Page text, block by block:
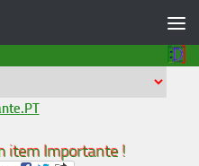
item Importante !